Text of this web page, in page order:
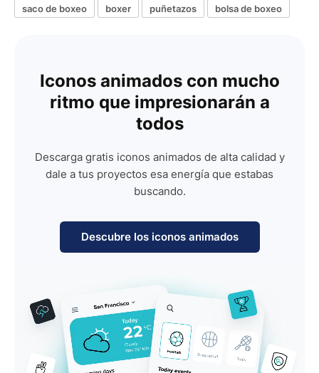
saco de boxeo
boxer puñetazos bolsa de boxeo
Iconos animados con mucho
ritmo que impresionarán a
todos
Descarga gratis iconos animados de alta calidad y
dale a tus proyectos esa energía que estabas
buscando.
Descubre los iconos animados